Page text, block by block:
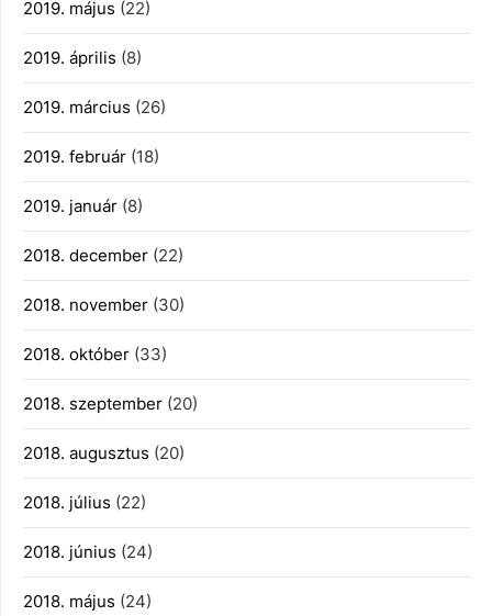
2019. május (22)
2019. április (8)
2019. március (26)
2019. február (18)
2019. január (8)
2018. december (22)
2018. november (30)
2018. október (33)
2018. szeptember (20)
2018. augusztus (20)
2018. július (22)
2018. június (24)
2018. május (24)